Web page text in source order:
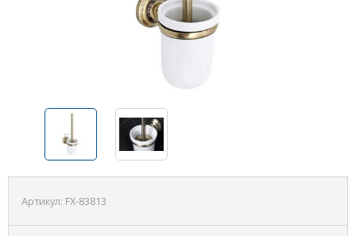
Артикул: FX-83813